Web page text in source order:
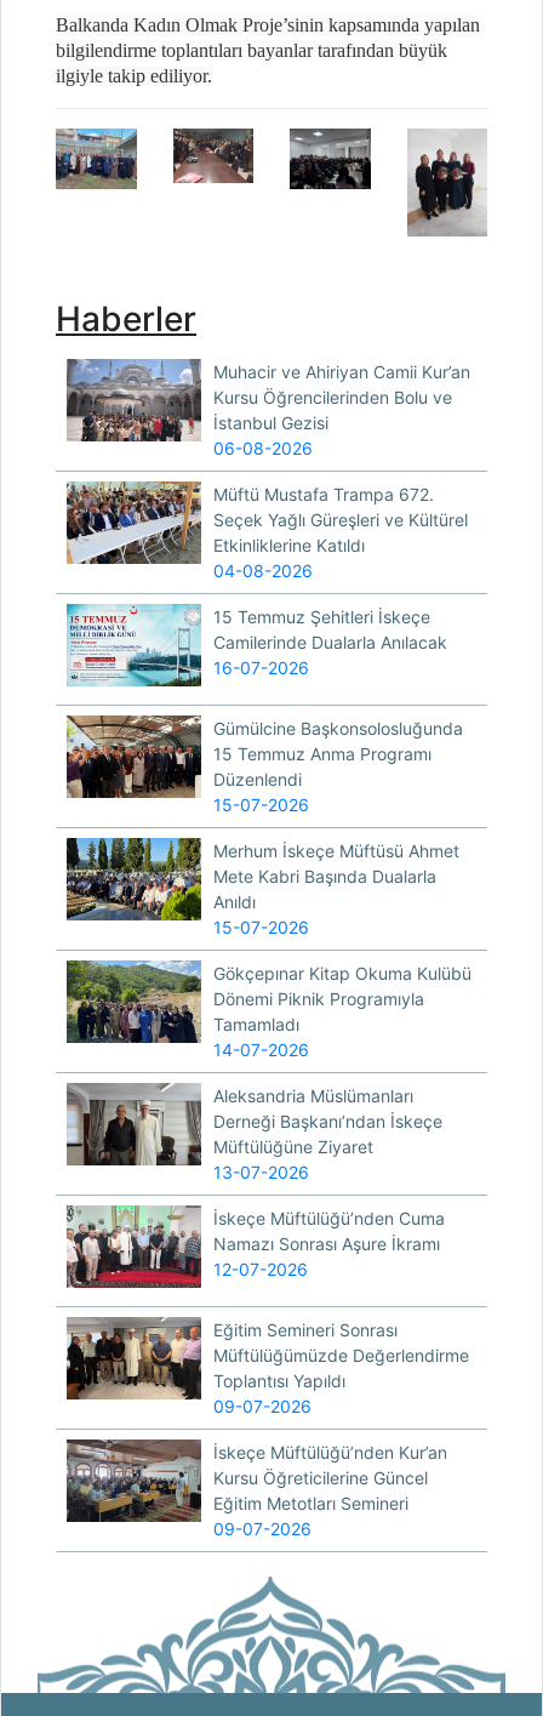
Balkanda Kadın Olmak Proje’sinin kapsamında yapılan
bilgilendirme toplantıları bayanlar tarafından büyük
ilgiyle takip ediliyor.
Haberler
Muhacir ve Ahiriyan Camii Kur’an
Kursu Öğrencilerinden Bolu ve
İstanbul Gezisi
06-08-2026
Müftü Mustafa Trampa 672.
Seçek Yağlı Güreşleri ve Kültürel
Etkinliklerine Katıldı
04-08-2026
15 Temmuz Şehitleri İskeçe
Camilerinde Dualarla Anılacak
16-07-2026
Gümülcine Başkonsolosluğunda
15 Temmuz Anma Programı
Düzenlendi
15-07-2026
Merhum İskeçe Müftüsü Ahmet
Mete Kabri Başında Dualarla
Anıldı
15-07-2026
Gökçepınar Kitap Okuma Kulübü
Dönemi Piknik Programıyla
Tamamladı
14-07-2026
Aleksandria Müslümanları
Derneği Başkanı’ndan İskeçe
Müftülüğüne Ziyaret
13-07-2026
İskeçe Müftülüğü’nden Cuma
Namazı Sonrası Aşure İkramı
12-07-2026
Eğitim Semineri Sonrası
Müftülüğümüzde Değerlendirme
Toplantısı Yapıldı
09-07-2026
İskeçe Müftülüğü’nden Kur’an
Kursu Öğreticilerine Güncel
Eğitim Metotları Semineri
09-07-2026